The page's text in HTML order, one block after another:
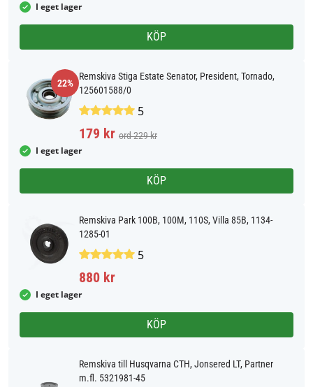
I eget lager
KÖP
22%
Remskiva Stiga Estate Senator, President, Tornado,
125601588/0
5
179 kr ord 229 kr
I eget lager
KÖP
Remskiva Park 100B, 100M, 110S, Villa 85B, 1134-
1285-01
5
880 kr
I eget lager
KÖP
Remskiva till Husqvarna CTH, Jonsered LT, Partner
m.fl. 5321981-45